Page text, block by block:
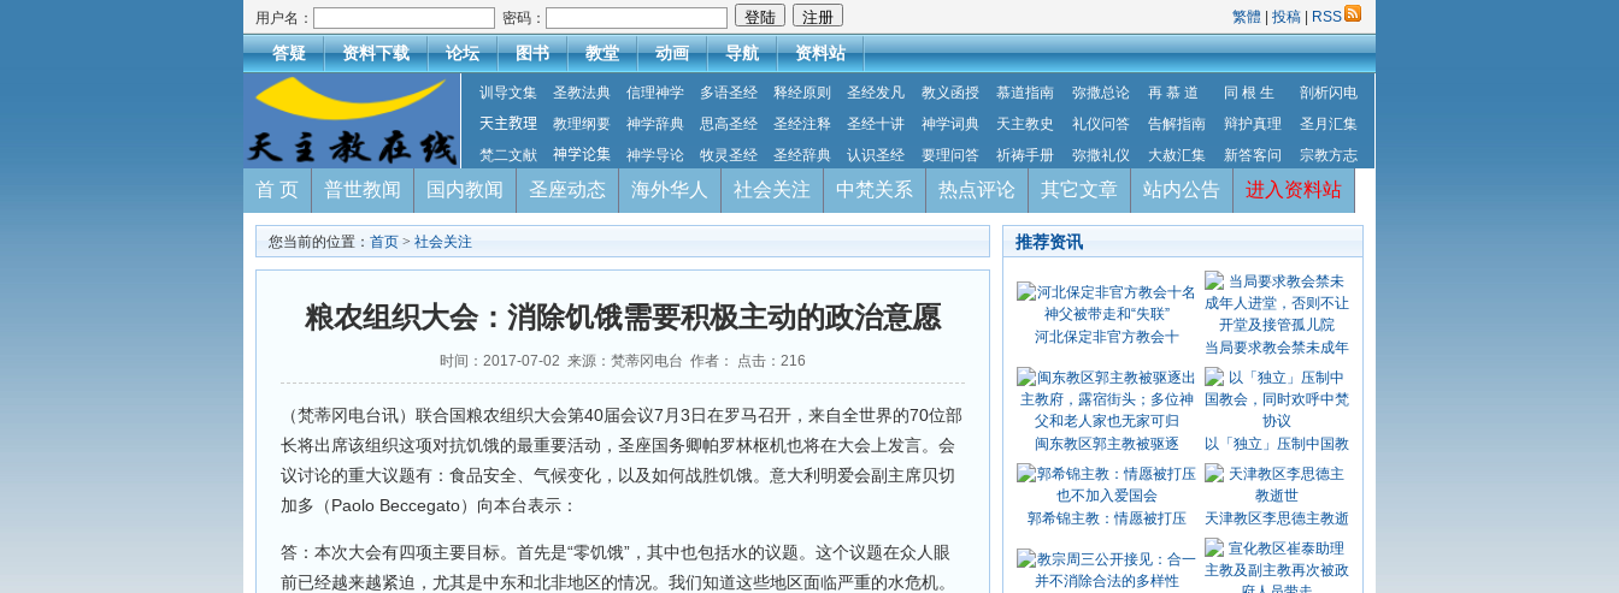
用户名： 密码： 繁體 投稿 RSS
答疑 资料下载 论坛 图书 教堂 动画 导航 资料站
训导文集 圣教法典 信理神学 多语圣经 释经原则 圣经发凡 教义函授 慕道指南 弥撒总论 再 慕 道 同 根 生
剖析闪电
天主教理
教理纲要 神学辞典 思高圣经 圣经注释 圣经十讲 神学词典 天主教史 礼仪问答 告解指南 辩护真理
圣月汇集
梵二文献
神学论集 神学导论 牧灵圣经 圣经辞典 认识圣经 要理问答 祈祷手册 弥撒礼仪 大赦汇集 新答客问 宗教方志
首 页 普世教闻 国内教闻 圣座动态 海外华人 社会关注 中梵关系 热点评论 其它文章 站内公告 进入资料站
您当前的位置： 首页 > 社会关注
粮农组织大会：消除饥饿需要积极主动的政治意愿
时间：2017-07-02 来源：梵蒂冈电台 作者： 点击： 216
（梵蒂冈电台讯）联合国粮农组织大会第40届会议7月3日在罗马召开，来自全世界的70位部
长将出席该组织这项对抗饥饿的最重要活动，圣座国务卿帕罗林枢机也将在大会上发言。会
议讨论的重大议题有：食品安全、气候变化，以及如何战胜饥饿。意大利明爱会副主席贝切
加多（Paolo Beccegato）向本台表示：
答：本次大会有四项主要目标。首先是“零饥饿”，其中也包括水的议题。这个议题在众人眼
前已经越来越紧迫，尤其是中东和北非地区的情况。我们知道这些地区面临严重的水危机。
推荐资讯
河北保定非官方教会十
当局要求教会禁未成年
闽东教区郭主教被驱逐 以「独立」压制中国教
郭希锦主教：情愿被打压 天津教区李思德主教逝